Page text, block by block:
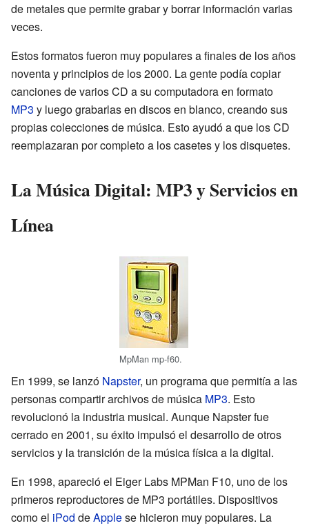
de metales que permite grabar y borrar información varias
veces.
Estos formatos fueron muy populares a finales de los años
noventa y principios de los 2000. La gente podía copiar
canciones de varios CD a su computadora en formato
MP3 y luego grabarlas en discos en blanco, creando sus
propias colecciones de música. Esto ayudó a que los CD
reemplazaran por completo a los casetes y los disquetes.
La Música Digital: MP3 y Servicios en
Línea
MpMan mp-f60.
En 1999, se lanzó Napster, un programa que permitía a las
personas compartir archivos de música MP3. Esto
revolucionó la industria musical. Aunque Napster fue
cerrado en 2001, su éxito impulsó el desarrollo de otros
servicios y la transición de la música física a la digital.
En 1998, apareció el Eiger Labs MPMan F10, uno de los
primeros reproductores de MP3 portátiles. Dispositivos
como el iPod deApplese hicieron muy populares. La